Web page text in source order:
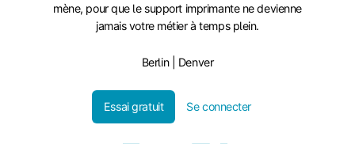
mène, pour que le support imprimante ne devienne
jamais votre métier à temps plein.
Berlin | Denver
Essai gratuit Se connecter